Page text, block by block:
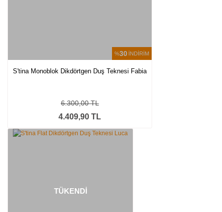
%30 İNDİRİM
S'tina Monoblok Dikdörtgen Duş Teknesi Fabia
4.409,90 TL
6.300,00 TL
TÜKENDİ